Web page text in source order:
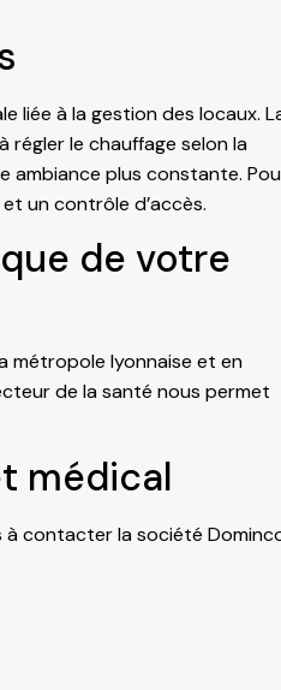
liée à la gestion des locaux.
régler le chauffage selon la
ambiance plus constante.
et uncontrôle d’accès.
de votre
métropole lyonnaise et en
de la santé nous permet
médical
à contacter la société